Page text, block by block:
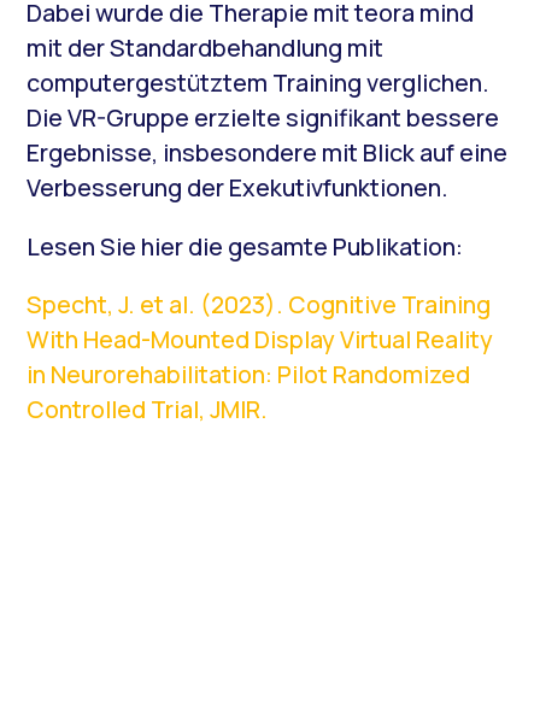
Dabei wurde die Therapie mit teora mind
mit der Standardbehandlung mit
computergestütztem Training verglichen.
Die VR-Gruppe erzielte signifikant bessere
Ergebnisse, insbesondere mit Blick auf eine
Verbesserung der Exekutivfunktionen.
Lesen Sie hier die gesamte Publikation:
Specht, J. et al. (2023). Cognitive Training
With Head-Mounted Display Virtual Reality
in Neurorehabilitation: Pilot Randomized
Controlled Trial, JMIR.